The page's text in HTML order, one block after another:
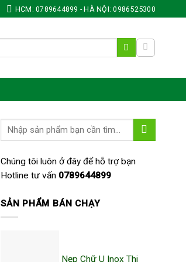
HCM: 0789644899 - HÀ NỘI: 0986525300
Chúng tôi luôn ở đây để hỗ trợ bạn
Hotline tư vấn 0789644899
SẢN PHẨM BÁN CHẠY
Nẹp Chữ U Inox Thi